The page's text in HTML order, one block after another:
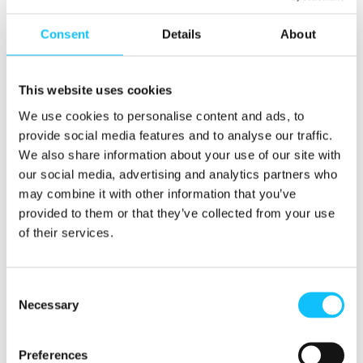
Consent Details About
This website uses cookies
We use cookies to personalise content and ads, to
provide social media features and to analyse our traffic.
We also share information about your use of our site with
our social media, advertising and analytics partners who
may combine it with other information that you’ve
provided to them or that they’ve collected from your use
of their services.
Selection
Necessary
Preferences
Raportoi myynnit ja maksa lisenssimaksua merkin
käytöstä tuotteissa.
Markkinoi, että valmistatte Reilun kaupan tuotetta.
Myös asiakkaasi voi markkinoida tuotetta
solmimalla sopimuksen Reilun kaupan merkin
käytöstä markkinoinnissa.
Myy tuotettasi Reilua kauppaa arvostaville
asiakkaille!
Jos et pysty itse valmistamaan Reilun kaupan tuotetta, voit
riittää. Autamme löytämään sertifioituja sopimusvalmistaji
a. Myös olemassa oleva sopimusvalmistaja voi hankkia